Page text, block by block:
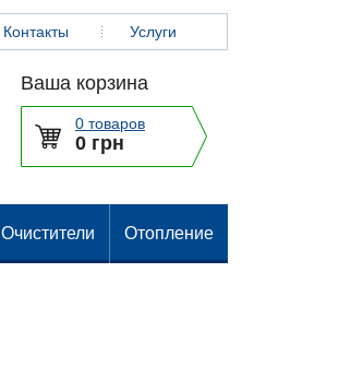
Контакты Услуги
Ваша корзина
0 товаров
0 грн
Очистители Отопление